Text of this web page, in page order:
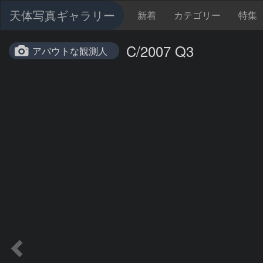
天体写真ギャラリー 新着 カテゴリー 特集
アバウトな観測人 C/2007 Q3